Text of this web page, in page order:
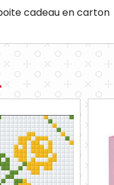
cadeau en carton